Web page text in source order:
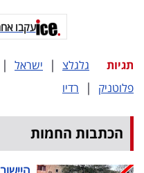
עקבו
תגיות גלגלצ | ישראל |
פלוטניק
| רדיו
הכתבות החמות